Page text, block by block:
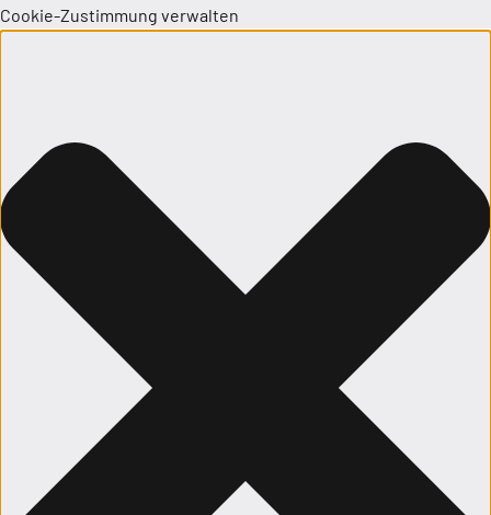
Cookie-Zustimmung verwalten